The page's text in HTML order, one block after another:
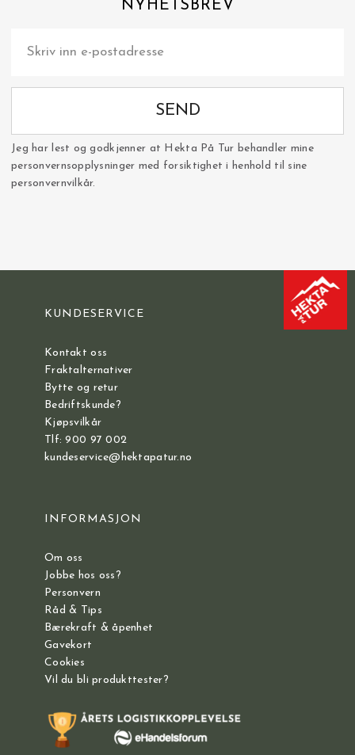
NYHETSBREV
SEND
Jeg har lest og godkjenner at Hekta På Tur behandler mine
personvernsopplysninger med forsiktighet i henhold til sine
personvernvilkår.
KUNDESERVICE
Kontakt oss
Fraktalternativer
Bytte og retur
Bedriftskunde?
Kjøpsvilkår
Tlf: 900 97 002
kundeservice@hektapatur.no
INFORMASJON
Om oss
Jobbe hos oss?
Personvern
Råd & Tips
Bærekraft & åpenhet
Gavekort
Cookies
Vil du bli produkttester?